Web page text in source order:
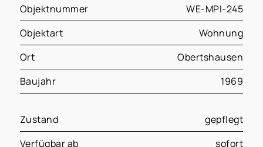
Objektnummer
WE-MPI-245
Objektart
Wohnung
Ort
Obertshausen
Baujahr
1969
Zustand
gepflegt
Verfügbar ab
sofort